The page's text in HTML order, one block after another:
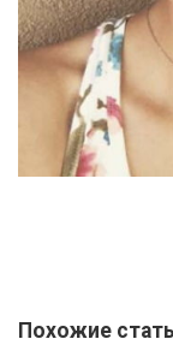
Похожие